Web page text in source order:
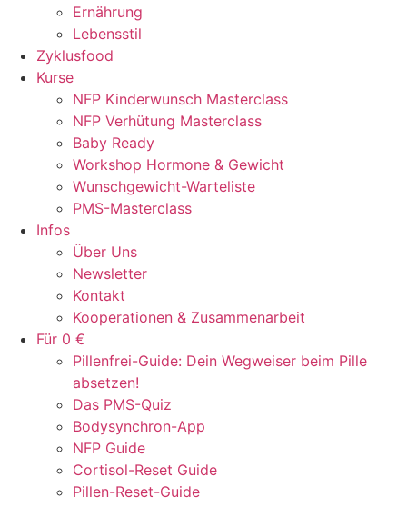
Ernährung
Lebensstil
Zyklusfood
Kurse
NFP Kinderwunsch Masterclass
NFP Verhütung Masterclass
Baby Ready
Workshop Hormone & Gewicht
Wunschgewicht-Warteliste
PMS-Masterclass
Infos
Über Uns
Newsletter
Kontakt
Kooperationen & Zusammenarbeit
Für 0 €
Pillenfrei-Guide: Dein Wegweiser beim Pille
absetzen!
Das PMS-Quiz
Bodysynchron-App
NFP Guide
Cortisol-Reset Guide
Pillen-Reset-Guide